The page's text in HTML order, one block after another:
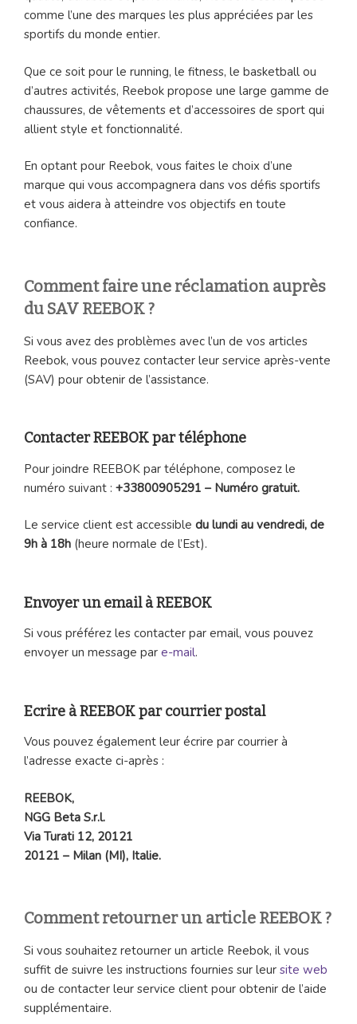
comme l’une des marques les plus appréciées par les
sportifs du monde entier.
Que ce soit pour le running, le fitness, le basketball ou
d’autres activités, Reebok propose une large gamme de
chaussures, de vêtements et d’accessoires de sport qui
allient style et fonctionnalité.
En optant pour Reebok, vous faites le choix d’une
marque qui vous accompagnera dans vos défis sportifs
et vous aidera à atteindre vos objectifs en toute
confiance.
Comment faire une réclamation auprès
du SAV REEBOK ?
Si vous avez des problèmes avec l’un de vos articles
Reebok, vous pouvez contacter leur service après-vente
(SAV) pour obtenir de l’assistance.
Contacter REEBOK par téléphone
Pour joindre REEBOK par téléphone, composez le
numéro suivant : +33800905291 – Numéro gratuit.
Le service client est accessible du lundi au vendredi, de
9h à 18h (heure normale de l’Est).
Envoyer un email à REEBOK
Si vous préférez les contacter par email, vous pouvez
envoyer un message par e-mail.
Ecrire à REEBOK par courrier postal
Vous pouvez également leur écrire par courrier à
l’adresse exacte ci-après :
REEBOK,
NGG Beta S.r.l.
Via Turati 12, 20121
20121 – Milan (MI), Italie.
Comment retourner un article REEBOK ?
Si vous souhaitez retourner un article Reebok, il vous
suffit de suivre les instructions fournies sur leur site web
ou de contacter leur service client pour obtenir de l’aide
supplémentaire.